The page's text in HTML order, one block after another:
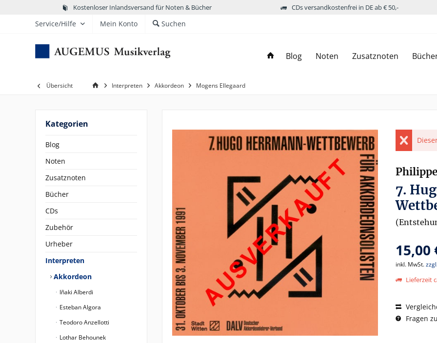
Kostenloser Inlandsversand für Noten & Bücher CDs versandkostenfrei in DE ab € 50,-
Service/Hilfe Mein Konto Suchen
Blog Noten Zusatznoten
Übersicht Interpreten Akkordeon Mogens Ellegaard
Kategorien
Blog
Noten
Zusatznoten
Bücher
CDs
Zubehör
Urheber
Interpreten
Akkordeon
Iñaki Alberdi
Esteban Algora
Teodoro Anzellotti
Lothar Behounek
7.
15,00
inkl. MwSt.
Lieferzeit
Fragen